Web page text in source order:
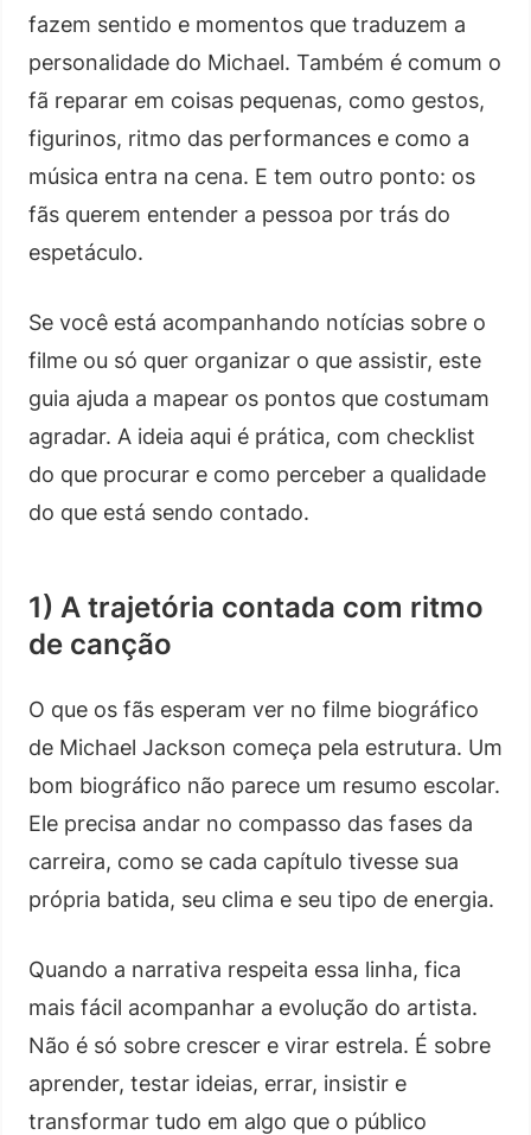
fazem sentido e momentos que traduzem a
personalidade do Michael. Também é comum o
fã reparar em coisas pequenas, como gestos,
figurinos, ritmo das performances e como a
música entra na cena. E tem outro ponto: os
fãs querem entender a pessoa por trás do
espetáculo.
Se você está acompanhando notícias sobre o
filme ou só quer organizar o que assistir, este
guia ajuda a mapear os pontos que costumam
agradar. A ideia aqui é prática, com checklist
do que procurar e como perceber a qualidade
do que está sendo contado.
1) A trajetória contada com ritmo
de canção
O que os fãs esperam ver no filme biográfico
de Michael Jackson começa pela estrutura. Um
bom biográfico não parece um resumo escolar.
Ele precisa andar no compasso das fases da
carreira, como se cada capítulo tivesse sua
própria batida, seu clima e seu tipo de energia.
Quando a narrativa respeita essa linha, fica
mais fácil acompanhar a evolução do artista.
Não é só sobre crescer e virar estrela. É sobre
aprender, testar ideias, errar, insistir e
transformar tudo em algo que o público